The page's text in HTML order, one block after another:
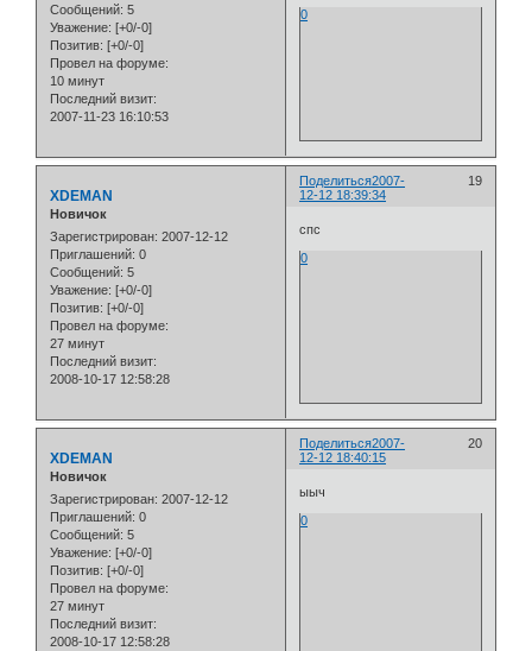
Сообщений: 5
Уважение: [+0/-0]
Позитив: [+0/-0]
Провел на форуме:
10 минут
Последний визит:
2007-11-23 16:10:53
0
Поделиться 19
2007-
12-12 18:39:34
XDEMAN
Новичок
Зарегистрирован: 2007-12-12
Приглашений: 0
Сообщений: 5
Уважение: [+0/-0]
Позитив: [+0/-0]
Провел на форуме:
27 минут
Последний визит:
2008-10-17 12:58:28
спс
0
Поделиться 20
2007-
12-12 18:40:15
XDEMAN
Новичок
Зарегистрирован: 2007-12-12
Приглашений: 0
Сообщений: 5
Уважение: [+0/-0]
Позитив: [+0/-0]
Провел на форуме:
27 минут
Последний визит:
2008-10-17 12:58:28
ыыч
0